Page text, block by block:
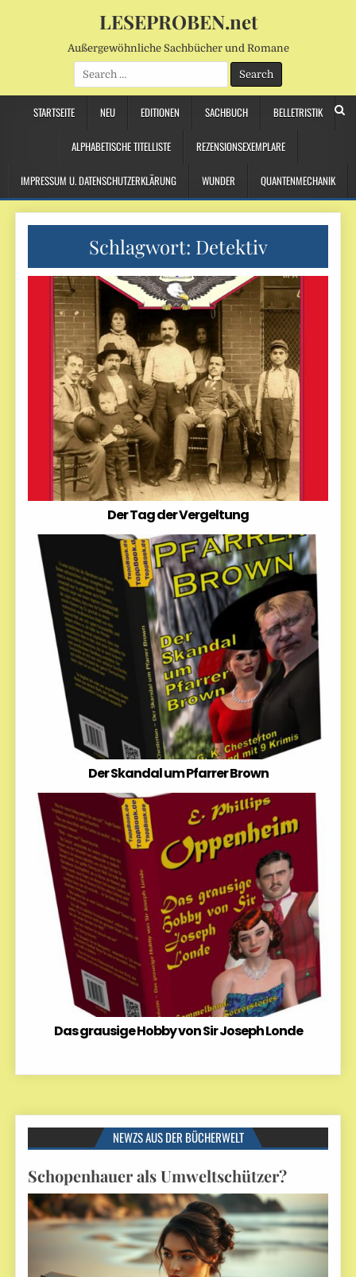
LESEPROBEN.net
Außergewöhnliche Sachbücher und Romane
Search
for:
STARTSEITE NEU EDITIONEN SACHBUCH BELLETRISTIK
ALPHABETISCHE TITELLISTE REZENSIONSEXEMPLARE
IMPRESSUM U. DATENSCHUTZERKLÄRUNG WUNDER QUANTENMECHANIK
Schlagwort: Detektiv
Der Tag der Vergeltung
Der Skandal um Pfarrer Brown
Das grausige Hobby von Sir Joseph Londe
NEWZS AUS DER BÜCHERWELT
Schopenhauer als Umweltschützer?